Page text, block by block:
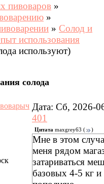
пивоваров »
»
» Солод и
использования
используют)
солода
Дата: Сб, 2026-
401
Цитата maxgrey63 ( )
Мне в этом
меня рядом
затариваться
базовых 4-5 кг и